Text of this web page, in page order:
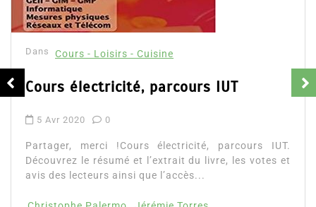
Dans Cours - Loisirs - Cuisine
Cours électricité, parcours IUT
5 Avr 2020 0
Partager, merci !Cours électricité, parcours IUT.
Découvrez le résumé et l’extrait du livre, les votes et
avis des lecteurs ainsi que l’accès...